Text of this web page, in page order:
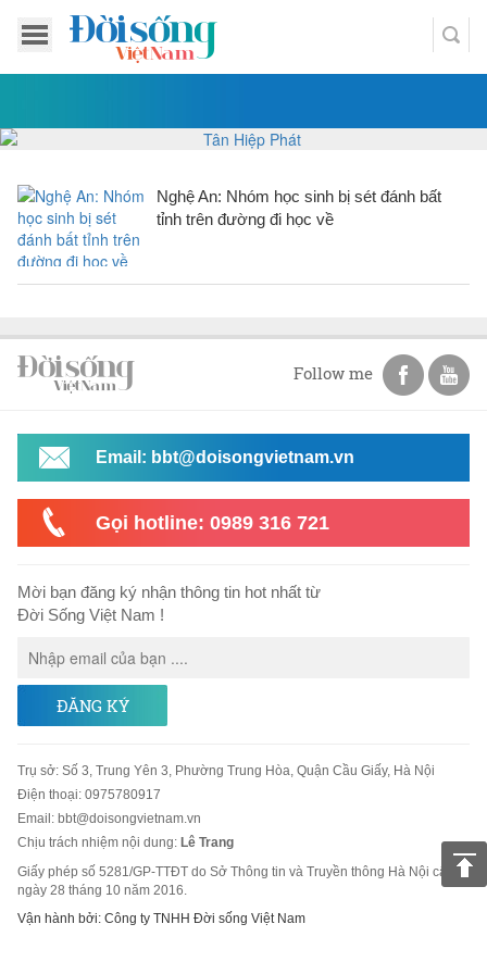
Nghệ An: Nhóm học sinh bị sét đánh bất
tỉnh trên đường đi học về
Follow me
Email: bbt@doisongvietnam.vn
Gọi hotline: 0989 316 721
Mời bạn đăng ký nhận thông tin hot nhất từ
Đời Sống Việt Nam !
ĐĂNG KÝ
Trụ sở: Số 3, Trung Yên 3, Phường Trung Hòa, Quận Cầu Giấy, Hà Nội
Điện thoại: 0975780917
Email : bbt@doisongvietnam.vn
Chịu trách nhiệm nội dung: Lê Trang
Giấy phép số 5281/GP-TTĐT do Sở Thông tin và Truyền thông Hà Nội cấp
ngày 28 tháng 10 năm 2016.
Vận hành bởi: Công ty TNHH Đời sống Việt Nam